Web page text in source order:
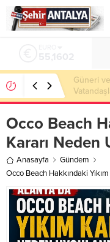
Kıbrıs’ta
Occo Beach
Kararı Neden
Anasayfa
Gündem
Occo Beach Hakkındaki